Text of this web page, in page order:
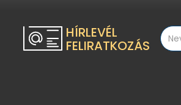
HÍRLEVÉL
FELIRATKOZÁS